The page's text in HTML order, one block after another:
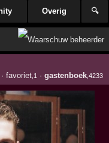
Overig 🔍
favoriet,1· gastenboek,4233